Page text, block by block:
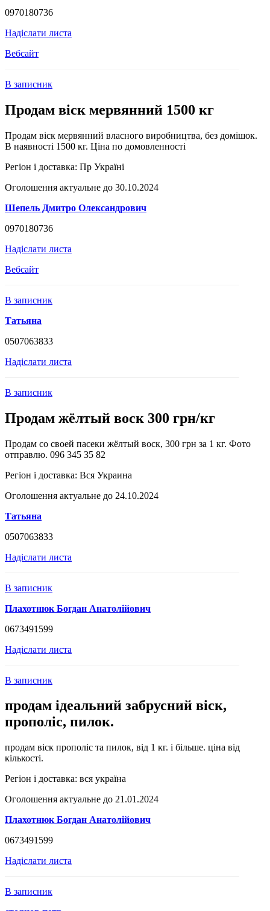
0970180736
Надіслати листа
Вебсайт
В записник
Продам віск мервянний 1500 кг
Продам віск мервянний власного виробництва, без домішок.
В наявності 1500 кг. Ціна по домовленності
Регіон і доставка: Пр Україні
Оголошення актуальне до 30.10.2024
Шепель Дмитро Олександрович
0970180736
Надіслати листа
Вебсайт
В записник
Татьяна
0507063833
Надіслати листа
В записник
Продам жёлтый воск 300 грн/кг
Продам со своей пасеки жёлтый воск, 300 грн за 1 кг. Фото
отправлю. 096 345 35 82
Регіон і доставка: Вся Украина
Оголошення актуальне до 24.10.2024
Татьяна
0507063833
Надіслати листа
В записник
Плахотнюк Богдан Анатолійович
0673491599
Надіслати листа
В записник
продам ідеальний забрусний віск,
прополіс, пилок.
продам віск прополіс та пилок, від 1 кг. і більше. ціна від
кількості.
Регіон і доставка: вся україна
Оголошення актуальне до 21.01.2024
Плахотнюк Богдан Анатолійович
0673491599
Надіслати листа
В записник